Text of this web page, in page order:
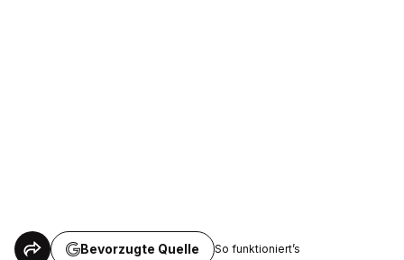
Bevorzugte Quelle So funktioniert’s